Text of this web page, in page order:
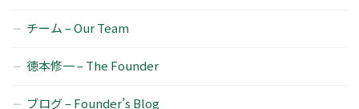
チーム – Our Team
徳本修一 – The Founder
ブログ – Founder’s Blog